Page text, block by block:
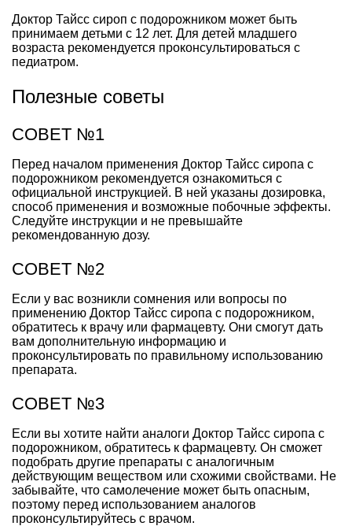
Доктор Тайсс сироп с подорожником может быть
принимаем детьми с 12 лет. Для детей младшего
возраста рекомендуется проконсультироваться с
педиатром.
Полезные советы
СОВЕТ №1
Перед началом применения Доктор Тайсс сиропа с
подорожником рекомендуется ознакомиться с
официальной инструкцией. В ней указаны дозировка,
способ применения и возможные побочные эффекты.
Следуйте инструкции и не превышайте
рекомендованную дозу.
СОВЕТ №2
Если у вас возникли сомнения или вопросы по
применению Доктор Тайсс сиропа с подорожником,
обратитесь к врачу или фармацевту. Они смогут дать
вам дополнительную информацию и
проконсультировать по правильному использованию
препарата.
СОВЕТ №3
Если вы хотите найти аналоги Доктор Тайсс сиропа с
подорожником, обратитесь к фармацевту. Он сможет
подобрать другие препараты с аналогичным
действующим веществом или схожими свойствами. Не
забывайте, что самолечение может быть опасным,
поэтому перед использованием аналогов
проконсультируйтесь с врачом.